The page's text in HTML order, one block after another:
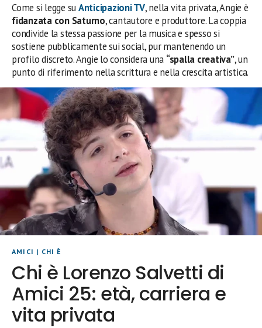
Come si legge suAnticipazioni TV, nella vita privata, Angie è
fidanzata con Saturno, cantautore e produttore. La coppia
condivide la stessa passione per la musica e spesso si
sostiene pubblicamente sui social, pur mantenendo un
profilo discreto. Angie lo considera una “spalla creativa”, un
punto di riferimento nella scrittura e nella crescita artistica.
AMICI | CHI È
Chi è Lorenzo Salvetti di
Amici 25: età, carriera e
vita privata